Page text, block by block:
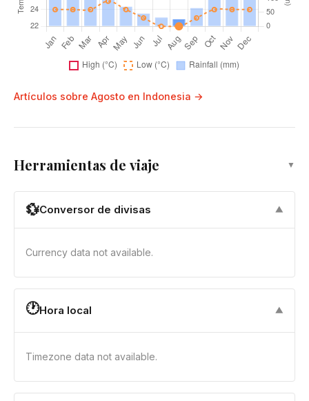
Artículos sobre Agosto en Indonesia →
Herramientas de viaje ▼
💱Conversor de divisas ▼
Currency data not available.
🕐Hora local ▼
Timezone data not available.